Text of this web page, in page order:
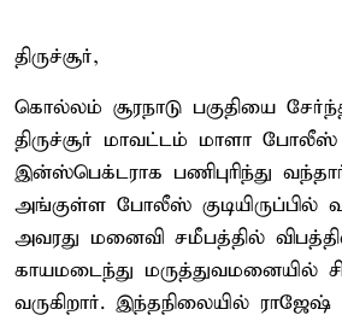
திருச்சூர்,
கொல்லம் சூரநாடு பகுதியை
திருச்சூர் மாவட்டம் மாளா போலீஸ்
இன்ஸ்பெக்டராக பணிபுரிந்து
அங்குள்ள போலீஸ் குடியிருப்பில்
அவரது மனைவி சமீபத்தில்
காயமடைந்து மருத்துவமனையில்
வருகிறார். இந்தநிலையில் ராஜேஷ்